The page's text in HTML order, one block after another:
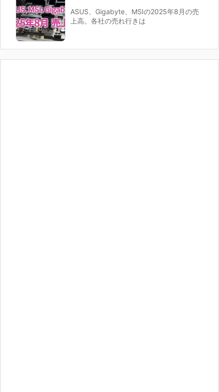
ASUS、Gigabyte、MSIの2025年8月の売
上高。各社の売れ行きは